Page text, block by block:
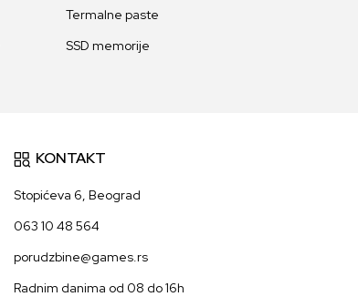
Termalne paste
SSD memorije
KONTAKT
Stopićeva 6, Beograd
063 10 48 564
porudzbine@games.rs
Radnim danima od 08 do 16h